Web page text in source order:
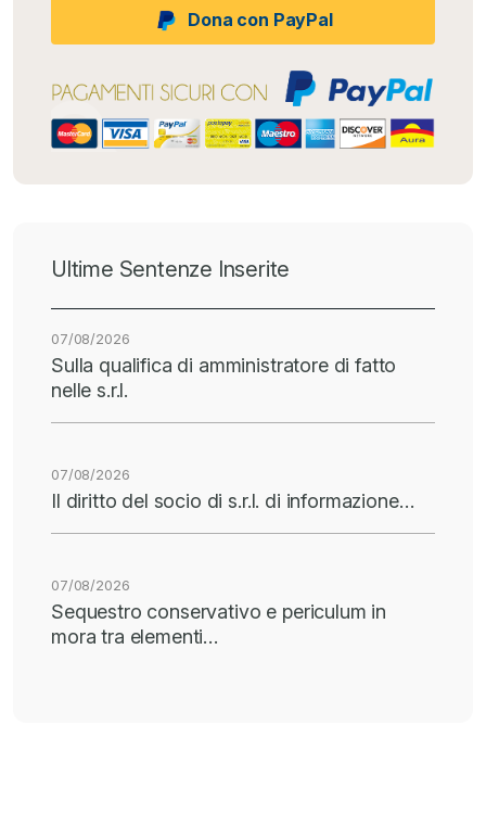
Dona con PayPal
Ultime Sentenze Inserite
07/08/2026
Sulla qualifica di amministratore di fatto
nelle s.r.l.
07/08/2026
Il diritto del socio di s.r.l. di informazione…
07/08/2026
Sequestro conservativo e periculum in
mora tra elementi…